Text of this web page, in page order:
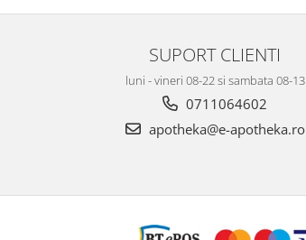
SUPORT CLIENTI
luni - vineri 08-22 si sambata 08-13
0711064602
apotheka@e-apotheka.ro